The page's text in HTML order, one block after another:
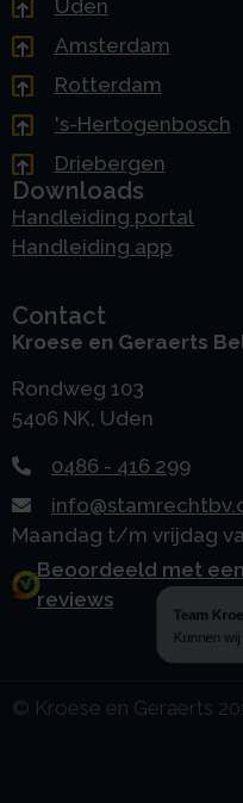
Uden
Amsterdam
Rotterdam
's-Hertogenbosch
Driebergen
Downloads
Handleiding portal
Handleiding app
Contact
Kroese en Geraerts
Rondweg 103
5406 NK, Uden
0486 - 416 299
Maandag t/m vrijdag
Beoordeeld met een
reviews
© Kroese en Geraerts